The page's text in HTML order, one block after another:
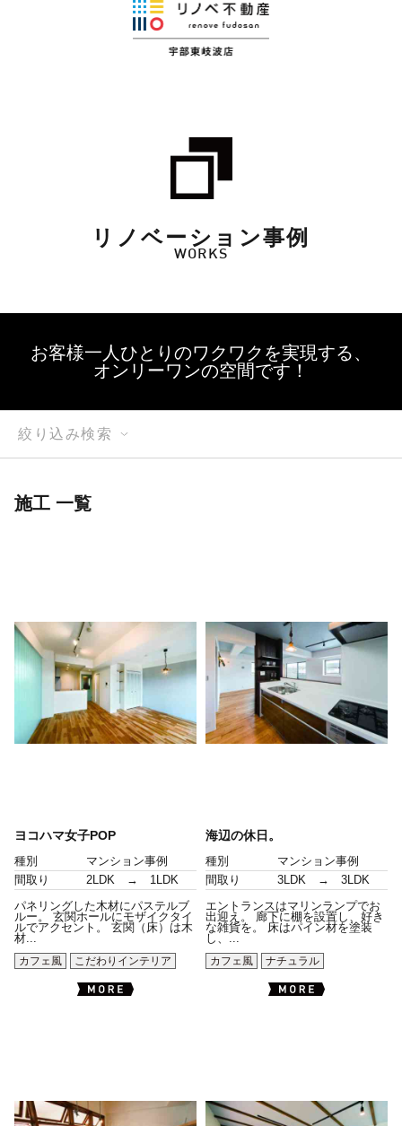
リノベーション事例
WORKS
お客様一人ひとりのワクワクを実現する、
オンリーワンの空間です！
絞り込み検索
施工 一覧
ヨコハマ女子POP
種別
マンション事例
間取り
2LDK → 1LDK
パネリングした木材にパステルブ
ルー。 玄関ホールにモザイクタイ
ルでアクセント。 玄関（床）は木
材...
カフェ風
こだわりインテリア
海辺の休日。
種別
マンション事例
間取り
3LDK → 3LDK
エントランスはマリンランプでお
出迎え。 廊下に棚を設置し、好き
な雑貨を。 床はパイン材を塗装
し、...
カフェ風
ナチュラル